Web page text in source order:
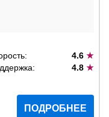
4.6 ★
4.8 ★
ПОДРОБНЕЕ